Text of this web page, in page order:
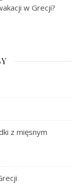
w Grecji?
z mięsnym